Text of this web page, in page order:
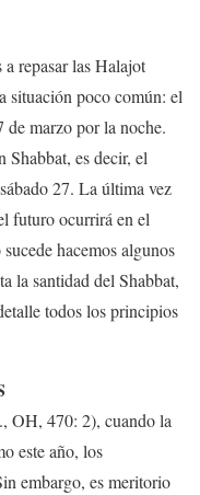
a repasar las Halajot
situación poco común: el
de marzo por la noche.
Shabbat, es decir, el
27. La última vez
futuro ocurrirá en el
hacemos algunos
la santidad del Shabbat,
todos los principios
OH, 470: 2), cuando la
este año, los
embargo, es meritorio